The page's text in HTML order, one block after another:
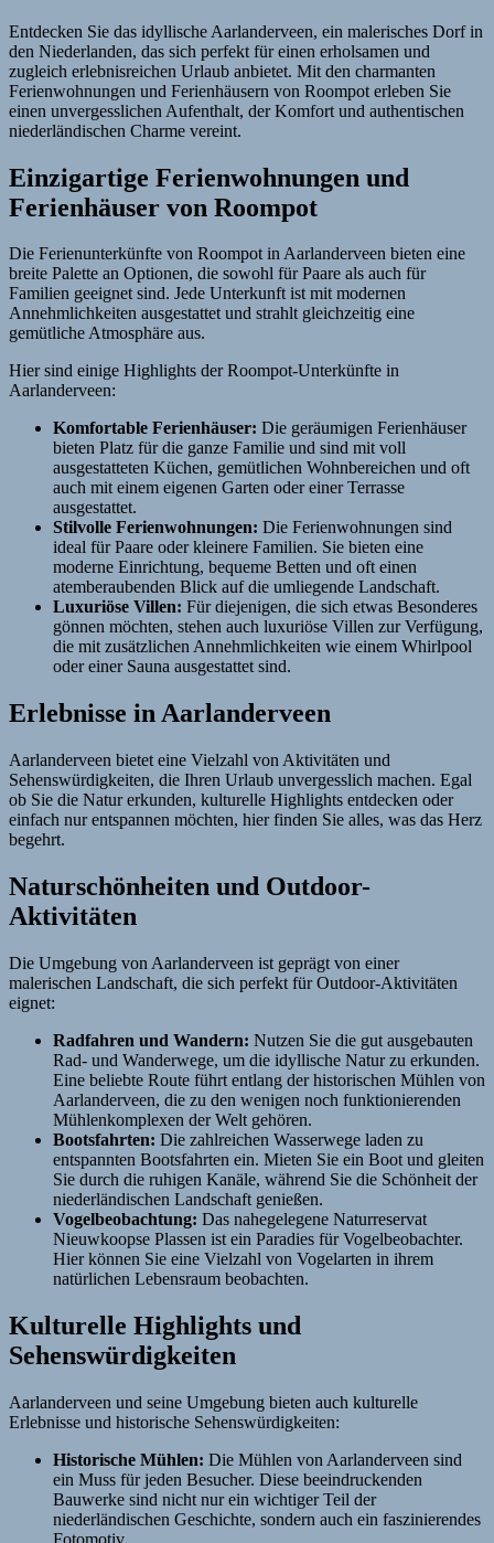
Entdecken Sie das idyllische Aarlanderveen, ein malerisches Dorf in
den Niederlanden, das sich perfekt für einen erholsamen und
zugleich erlebnisreichen Urlaub anbietet. Mit den charmanten
Ferienwohnungen und Ferienhäusern von Roompot erleben Sie
einen unvergesslichen Aufenthalt, der Komfort und authentischen
niederländischen Charme vereint.
Einzigartige Ferienwohnungen und
Ferienhäuser von Roompot
Die Ferienunterkünfte von Roompot in Aarlanderveen bieten eine
breite Palette an Optionen, die sowohl für Paare als auch für
Familien geeignet sind. Jede Unterkunft ist mit modernen
Annehmlichkeiten ausgestattet und strahlt gleichzeitig eine
gemütliche Atmosphäre aus.
Hier sind einige Highlights der Roompot-Unterkünfte in
Aarlanderveen:
Komfortable Ferienhäuser: Die geräumigen Ferienhäuser
bieten Platz für die ganze Familie und sind mit voll
ausgestatteten Küchen, gemütlichen Wohnbereichen und oft
auch mit einem eigenen Garten oder einer Terrasse
ausgestattet.
Stilvolle Ferienwohnungen: Die Ferienwohnungen sind
ideal für Paare oder kleinere Familien. Sie bieten eine
moderne Einrichtung, bequeme Betten und oft einen
atemberaubenden Blick auf die umliegende Landschaft.
Luxuriöse Villen: Für diejenigen, die sich etwas Besonderes
gönnen möchten, stehen auch luxuriöse Villen zur Verfügung,
die mit zusätzlichen Annehmlichkeiten wie einem Whirlpool
oder einer Sauna ausgestattet sind.
Erlebnisse in Aarlanderveen
Aarlanderveen bietet eine Vielzahl von Aktivitäten und
Sehenswürdigkeiten, die Ihren Urlaub unvergesslich machen. Egal
ob Sie die Natur erkunden, kulturelle Highlights entdecken oder
einfach nur entspannen möchten, hier finden Sie alles, was das Herz
begehrt.
Naturschönheiten und Outdoor-
Aktivitäten
Die Umgebung von Aarlanderveen ist geprägt von einer
malerischen Landschaft, die sich perfekt für Outdoor-Aktivitäten
eignet:
Radfahren und Wandern: Nutzen Sie die gut ausgebauten
Rad- und Wanderwege, um die idyllische Natur zu erkunden.
Eine beliebte Route führt entlang der historischen Mühlen von
Aarlanderveen, die zu den wenigen noch funktionierenden
Mühlenkomplexen der Welt gehören.
Bootsfahrten: Die zahlreichen Wasserwege laden zu
entspannten Bootsfahrten ein. Mieten Sie ein Boot und gleiten
Sie durch die ruhigen Kanäle, während Sie die Schönheit der
niederländischen Landschaft genießen.
Vogelbeobachtung: Das nahegelegene Naturreservat
Nieuwkoopse Plassen ist ein Paradies für Vogelbeobachter.
Hier können Sie eine Vielzahl von Vogelarten in ihrem
natürlichen Lebensraum beobachten.
Kulturelle Highlights und
Sehenswürdigkeiten
Aarlanderveen und seine Umgebung bieten auch kulturelle
Erlebnisse und historische Sehenswürdigkeiten:
Historische Mühlen: Die Mühlen von Aarlanderveen sind
ein Muss für jeden Besucher. Diese beeindruckenden
Bauwerke sind nicht nur ein wichtiger Teil der
niederländischen Geschichte, sondern auch ein faszinierendes
Fotomotiv.